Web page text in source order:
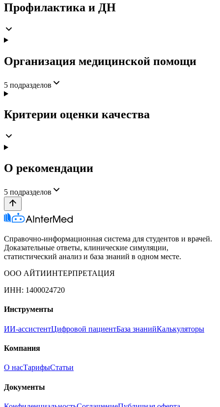
Профилактика и ДН
Организация медицинской помощи
5 подразделов
Критерии оценки качества
О рекомендации
5 подразделов
Справочно-информационная система для студентов и врачей.
Доказательные ответы, клинические симуляции,
статистический анализ и база знаний в одном месте.
ООО АЙТИИНТЕРПРЕТАЦИЯ
ИНН: 1400024720
Инструменты
ИИ-ассистентЦифровой пациентБаза знанийКалькуляторы
Компания
О насТарифыСтатьи
Документы